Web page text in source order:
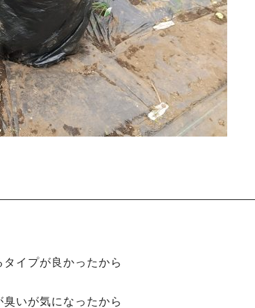
イプが良かったから
いが気になったから